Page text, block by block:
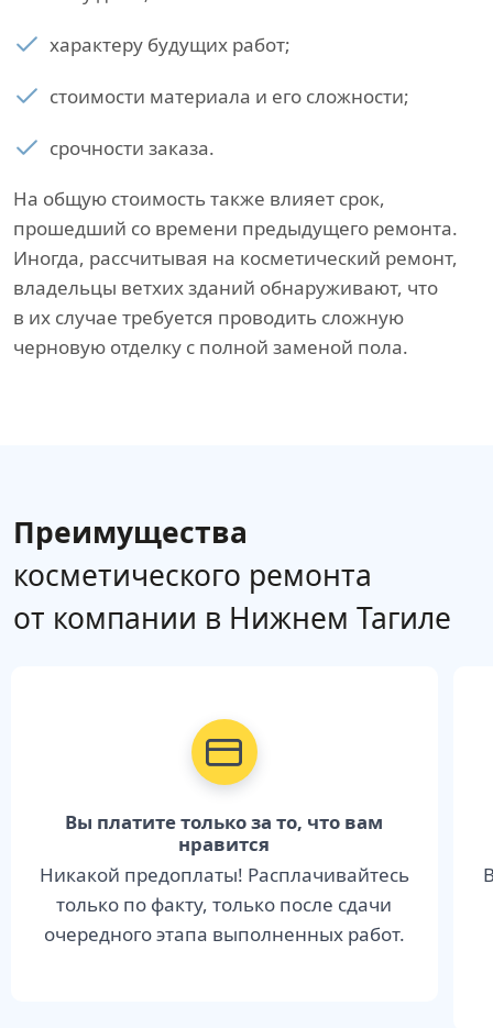
характеру будущих работ;
стоимости материала и его сложности;
срочности заказа.
На общую стоимость также влияет срок,
прошедший со времени предыдущего ремонта.
Иногда, рассчитывая на косметический ремонт,
владельцы ветхих зданий обнаруживают, что
в их случае требуется проводить сложную
черновую отделку с полной заменой пола.
Преимущества
косметического ремонта
от компании в Нижнем Тагиле
Вы платите только за то, что вам
нравится
Никакой предоплаты! Расплачивайтесь
только по факту, только после сдачи
очередного этапа выполненных работ.